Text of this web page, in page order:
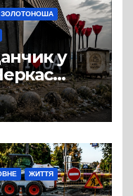
ЗОЛОТОНОША
у
занедбане
ЖИТТЯ